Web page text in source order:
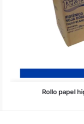
Rollo papel